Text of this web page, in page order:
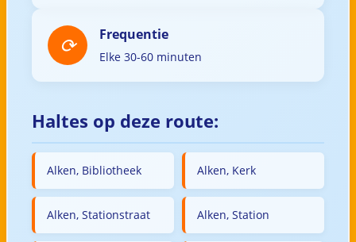
Frequentie
Elke 30-60 minuten
Haltes op deze route:
Alken, Bibliotheek Alken, Kerk
Alken, Stationstraat Alken, Station